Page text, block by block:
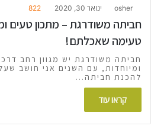
osher ינואר 30, 2020 822
חביתה משודרגת – מתכון טעים
טעימה שאכלתם!
חביתה משודרגת יש מגוון רחב
ומיוחדות, עם השנים אני חושב
להכנת חביתה…
קראו עוד